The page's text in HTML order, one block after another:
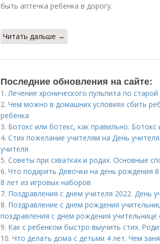
быть аптечка ребенка в дорогу.
Читать дальше →
Последние обновления на сайте:
1.Лечение хронического пульпита по
2. Чем можно в домашних условиях сбить
ребенка
3. Ботокс или ботекс, как правильно.
4. Стих пожелание учителям на День
учителя
5. Советы при схватках и родах. Основные
6. Что подарить Девочки на день рождения
8 лет из игровых наборов
7. Поздравления с днем учителя 2022. День
8. Поздравление с днем рождения
поздравления с днем рождения учительнице
9. Как с ребенком быстро выучить стих.
10. Что делать дома с детьми 4 лет. Чем